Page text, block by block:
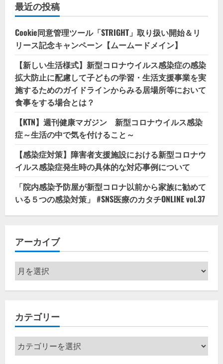
最近の投稿
Cookie同意管理ツール「STRIGHT」取り扱い開始＆リ
リース記念キャンペーン【ムームードメイン】
【新しい生活様式】新型コロナウイルス感染症の感染
拡大防止に配慮して子どもの学習・生活支援事業を実
施するためのガイドラインからみる居場所等において
食事をする場合とは？
【KTN】週刊健康マガジン 新型コロナウイルス感染
症～生活の中で気を付けること～
【感染症対策】障害者支援施設における新型コロナウ
イルス感染症発生時の具体的な対応事例について
「院内感染予防屋が新型コロナ以前から家族に勧めて
いる５つの感染対策」 #SNS医療のカタチONLINE vol.37
アーカイブ
ア
ー
カ
ブ
カテゴリー
カ
テ